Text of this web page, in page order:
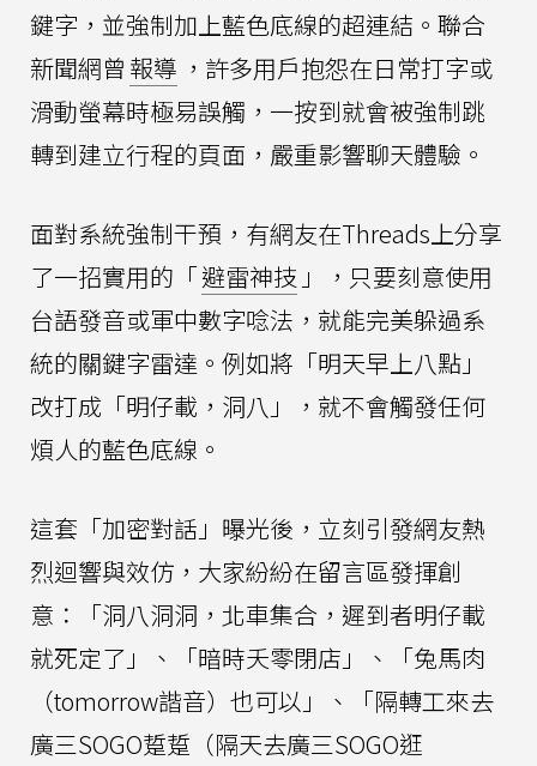
鍵字，並強制加上藍色底線的超連結。聯合
新聞網曾 報導 ，許多用戶抱怨在日常打字或
滑動螢幕時極易誤觸，一按到就會被強制跳
轉到建立行程的頁面，嚴重影響聊天體驗。
面對系統強制干預，有網友在Threads上分享
了一招實用的「避雷神技 」，只要刻意使用
台語發音或軍中數字唸法，就能完美躲過系
統的關鍵字雷達。例如將「明天早上八點」
改打成「明仔載，洞八」，就不會觸發任何
煩人的藍色底線。
這套「加密對話」曝光後，立刻引發網友熱
烈迴響與效仿，大家紛紛在留言區發揮創
意：「洞八洞洞，北車集合，遲到者明仔載
就死定了」、「暗時夭零閉店」、「兔馬肉
（tomorrow諧音）也可以」、「隔轉工來去
廣三SOGO踅踅（隔天去廣三SOGO逛